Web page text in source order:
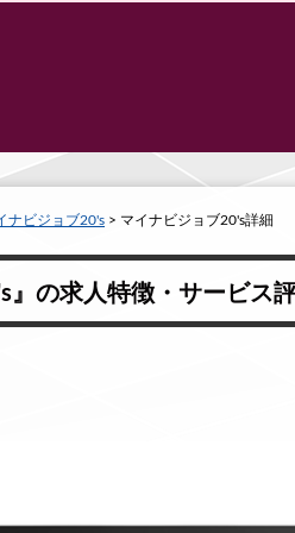
ナビジョブ20's > マイナビジョブ20's詳細
』の求人特徴・サービス